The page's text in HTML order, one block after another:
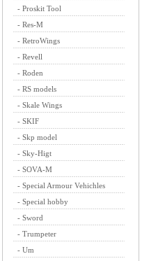
- Proskit Tool
- Res-M
- RetroWings
- Revell
- Roden
- RS models
- Skale Wings
- SKIF
- Skp model
- Sky-Higt
- SOVA-M
- Special Armour Vehichles
- Special hobby
- Sword
- Trumpeter
- Um